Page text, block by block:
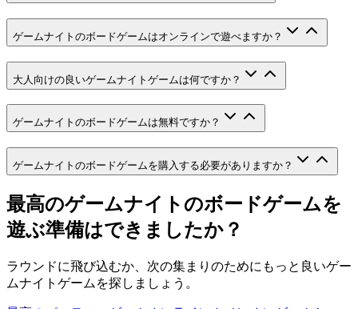
ゲームナイトのボードゲームはオンラインで遊べますか？
大人向けの良いゲームナイトゲームは何ですか？
ゲームナイトのボードゲームは無料ですか？
ゲームナイトのボードゲームを購入する必要がありますか？
最高のゲームナイトのボードゲームを
遊ぶ準備はできましたか？
ラウンドに飛び込むか、次の集まりのためにもっと良いゲー
ムナイトゲームを探しましょう。